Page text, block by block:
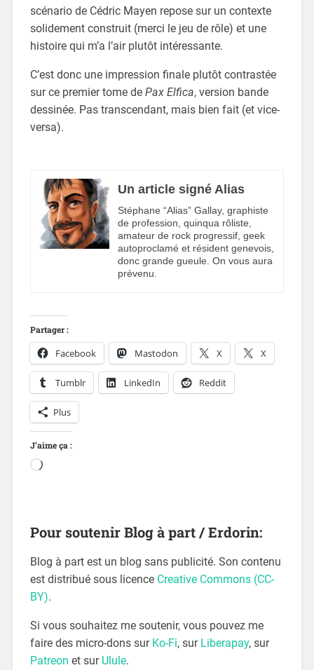
scénario de Cédric Mayen repose sur un contexte
solidement construit (merci le jeu de rôle) et une
histoire qui m’a l’air plutôt intéressante.
C’est donc une impression finale plutôt contrastée
sur ce premier tome de Pax Elfica, version bande
dessinée. Pas transcendant, mais bien fait (et vice-
versa).
Un article signé Alias
Stéphane “Alias” Gallay, graphiste
de profession, quinqua rôliste,
amateur de rock progressif, geek
autoproclamé et résident genevois,
donc grande gueule. On vous aura
prévenu.
Partager :
Facebook Mastodon X X
Tumblr LinkedIn Reddit
Plus
J’aime ça :
Pour soutenir Blog à part / Erdorin:
Blog à part est un blog sans publicité. Son contenu
est distribué sous licence Creative Commons (CC-
BY).
Si vous souhaitez me soutenir, vous pouvez me
faire des micro-dons sur Ko-Fi, sur Liberapay, sur
Patreon et sur Ulule.